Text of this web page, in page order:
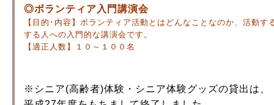
◎ボランティア入門講演会
【目的･内容】ボランティア活動とはどんなことなのか、活動
する人への入門的な講演会です。
【適正人数】１０～１００名
※シニア(高齢者)体験・シニア体験グッズの貸出は、